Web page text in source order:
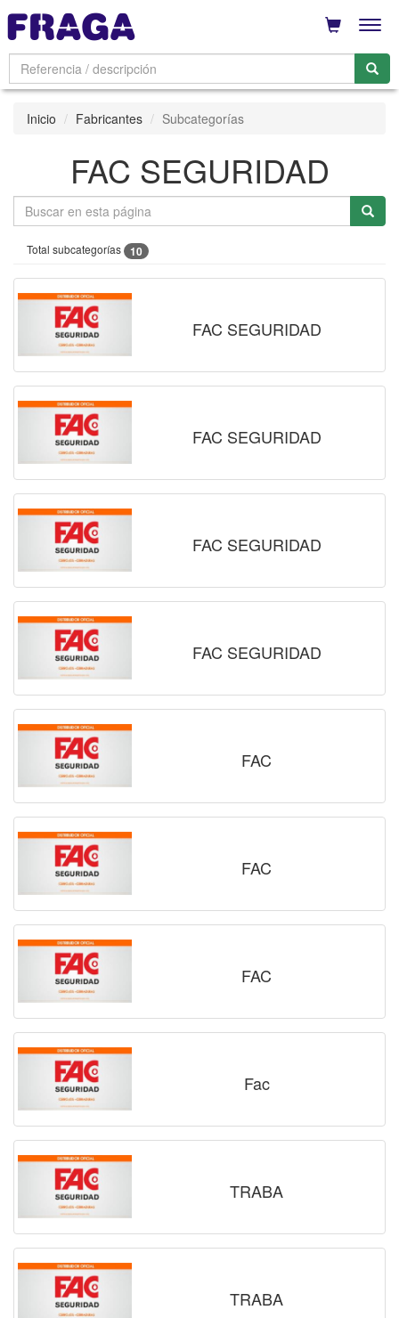
Inicio Fabricantes Subcategorías
FAC SEGURIDAD
Total subcategorías 10
FAC SEGURIDAD
FAC SEGURIDAD
FAC SEGURIDAD
FAC SEGURIDAD
FAC
FAC
FAC
Fac
TRABA
TRABA